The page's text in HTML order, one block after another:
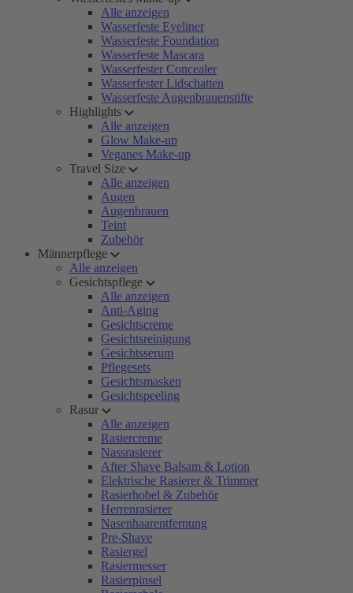
Alle anzeigen
Wasserfeste Eyeliner
Wasserfeste Foundation
Wasserfeste Mascara
Wasserfester Concealer
Wasserfester Lidschatten
Wasserfeste Augenbrauenstifte
Highlights
Alle anzeigen
Glow Make-up
Veganes Make-up
Travel Size
Alle anzeigen
Augen
Augenbrauen
Teint
Zubehör
Männerpflege
Alle anzeigen
Gesichtspflege
Alle anzeigen
Anti-Aging
Gesichtscreme
Gesichtsreinigung
Gesichtsserum
Pflegesets
Gesichtsmasken
Gesichtspeeling
Rasur
Alle anzeigen
Rasiercreme
Nassrasierer
After Shave Balsam & Lotion
Elektrische Rasierer & Trimmer
Rasierhobel & Zubehör
Herrenrasierer
Nasenhaarentfernung
Pre-Shave
Rasiergel
Rasiermesser
Rasierpinsel